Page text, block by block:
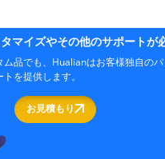
マイズやその他のサポートが
ム品でも、Hualianはお客様独自の
を提供します。
お見積もり